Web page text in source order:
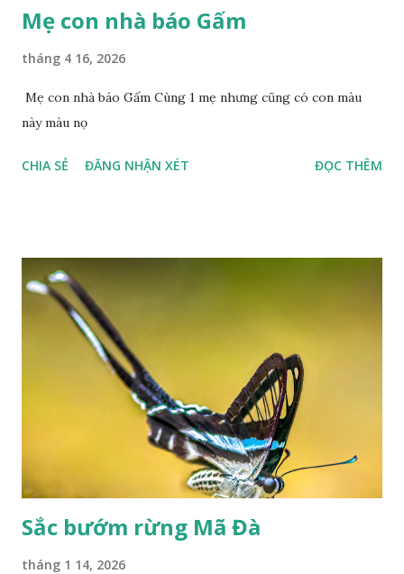
Mẹ con nhà báo Gấm
tháng 4 16, 2026
Mẹ con nhà báo Gấm Cùng 1 mẹ nhưng cũng có con màu
này màu nọ
CHIA SẺ ĐĂNG NHẬN XÉT ĐỌC THÊM
Sắc bướm rừng Mã Đà
tháng 1 14, 2026